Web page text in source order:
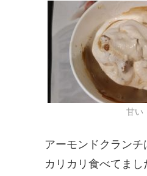
甘い
アーモンドクランチ
カリカリ食べてまし